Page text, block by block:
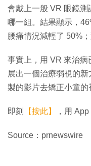
會戴上一般 VR 眼鏡測
哪一組。結果顯示，
腰痛情況減輕了 50%
事實上，用 VR 來治
展出一個治療弱視的
製的影片去矯正小童的
即刻 【按此】 ，用
Source：prnewswire